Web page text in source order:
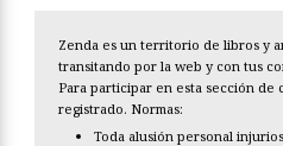
Zenda es un territorio de libros y
transitando por la web y con tus
Para participar en esta sección de
registrado. Normas:
Toda alusión personal